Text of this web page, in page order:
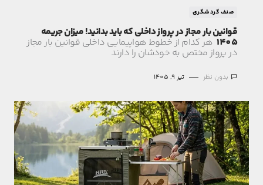
صنف گردشگری
قوانین بار مجاز در پرواز داخلی که باید بدانید! میزان جریمه
1405 هر کدام از خطوط هواپیمایی داخلی قوانین بار مجاز
در پرواز مختص به خودشان را دارند
بدون نظر تیر 9, 1405